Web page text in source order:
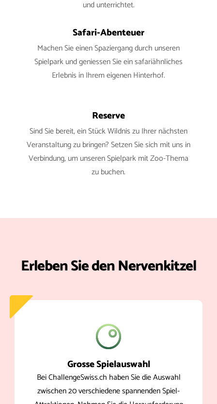
und unterrichtet.
Safari-Abenteuer
Machen Sie einen Spaziergang durch unseren
Spielpark und geniessen Sie ein safariähnliches
Erlebnis in Ihrem eigenen Hinterhof.
Reserve
Sind Sie bereit, ein Stück Wildnis zu Ihrer nächsten
Veranstaltung zu bringen? Setzen Sie sich mit uns in
Verbindung, um unseren Spielpark mit Zoo-Thema
zu buchen.
Erleben Sie den Nervenkitzel
Grosse Spielauswahl
Bei ChallengeSwiss.ch haben Sie die Auswahl
zwischen 20 verschiedene spannenden Spiel-